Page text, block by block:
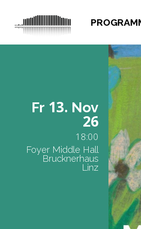
Fr 13. Nov
26
18:00
Foyer Middle Hall
Brucknerhaus
Linz